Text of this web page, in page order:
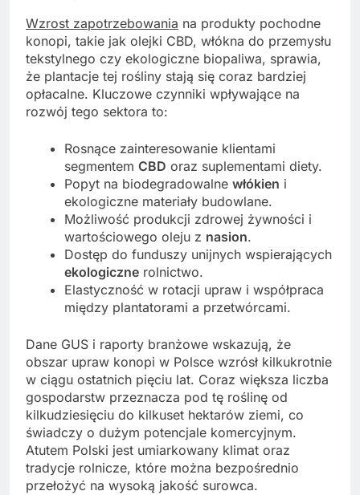
Wzrost zapotrzebowania na produkty pochodne
konopi, takie jak olejki CBD, włókna do przemysłu
tekstylnego czy ekologiczne biopaliwa, sprawia,
że plantacje tej rośliny stają się coraz bardziej
opłacalne. Kluczowe czynniki wpływające na
rozwój tego sektora to:
Rosnące zainteresowanie klientami
segmentem CBD oraz suplementami diety.
Popyt na biodegradowalne włókien i
ekologiczne materiały budowlane.
Możliwość produkcji zdrowej żywności i
wartościowego oleju z nasion.
Dostęp do funduszy unijnych wspierających
ekologiczne rolnictwo.
Elastyczność w rotacji upraw i współpraca
między plantatorami a przetwórcami.
Dane GUS i raporty branżowe wskazują, że
obszar upraw konopi w Polsce wzrósł kilkukrotnie
w ciągu ostatnich pięciu lat. Coraz większa liczba
gospodarstw przeznacza pod tę roślinę od
kilkudziesięciu do kilkuset hektarów ziemi, co
świadczy o dużym potencjale komercyjnym.
Atutem Polski jest umiarkowany klimat oraz
tradycje rolnicze, które można bezpośrednio
przełożyć na wysoką jakość surowca.